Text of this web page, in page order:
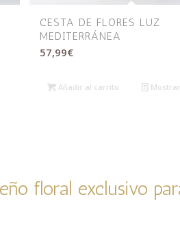
CESTA DE FLORES LUZ
MEDITERRÁNEA
57,99€
Añadir al carrito
floral exclusivo